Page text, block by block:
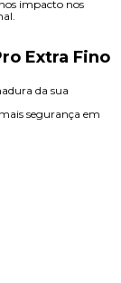
impacto nos
Extra Fino
da sua
segurança em